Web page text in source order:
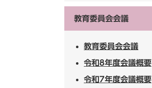
教育委員会会議
教育委員会会議
令和8年度会議概要
令和7年度会議概要